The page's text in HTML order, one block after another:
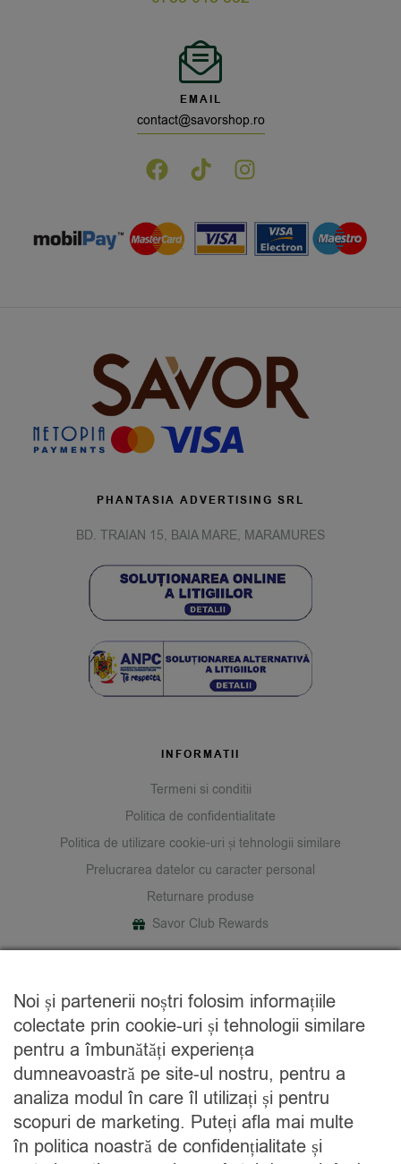
EMAIL
contact@savorshop.ro
PHANTASIA ADVERTISING SRL
BD. TRAIAN 15, BAIA MARE, MARAMURES
INFORMATII
Termeni si conditii
Politica de confidentialitate
Politica de utilizare cookie-uri și tehnologii similare
Prelucrarea datelor cu caracter personal
Returnare produse
Savor Club Rewards
Cine suntem
Blog
Contact
CATEGORII
Condimente
Noi și partenerii noștri folosim informațiile
colectate prin cookie-uri și tehnologii similare
pentru a îmbunătăți experiența
dumneavoastră pe site-ul nostru, pentru a
analiza modul în care îl utilizați și pentru
scopuri de marketing. Puteți afla mai multe
în politica noastră de confidențialitate și